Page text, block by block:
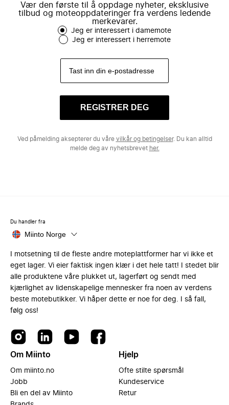
Vær den første til å oppdage nyheter, eksklusive
tilbud og moteoppdateringer fra verdens ledende
merkevarer.
Jeg er interessert i damemote
Jeg er interessert i herremote
REGISTRER DEG
Ved påmelding aksepterer du våre vilkår og betingelser. Du kan alltid
melde deg av nyhetsbrevet her.
Du handler fra
Miinto Norge
I motsetning til de fleste andre moteplattformer har vi ikke et
eget lager. Vi eier faktisk ingen klær i det hele tatt! I stedet blir
alle produktene våre plukket ut, lagerført og sendt med
kjærlighet av lidenskapelige mennesker fra noen av verdens
beste motebutikker. Vi håper dette er noe for deg. I så fall,
følg oss!
Om Miinto
Om miinto.no
Jobb
Bli en del av Miinto
Hjelp
Ofte stilte spørsmål
Kundeservice
Retur